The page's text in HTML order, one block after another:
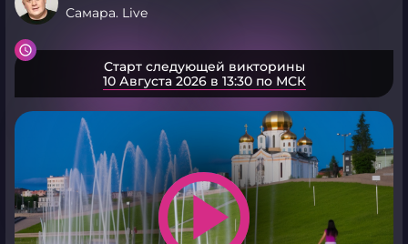
Самара. Live
Старт следующей викторины
10 Августа 2026 в 13:30 по МСК
play_arrow